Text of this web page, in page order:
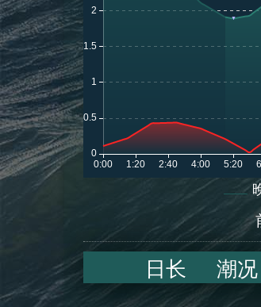
日长 潮况